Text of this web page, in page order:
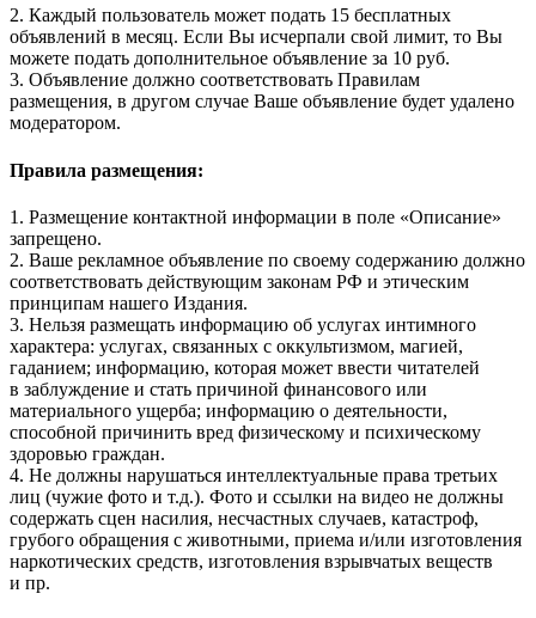
2. Каждый пользователь может подать 15 бесплатных
объявлений в месяц. Если Вы исчерпали свой лимит, то Вы
можете подать дополнительное объявление за 10 руб.
3. Объявление должно соответствовать Правилам
размещения, в другом случае Ваше объявление будет удалено
модератором.
Правила размещения:
1. Размещение контактной информации в поле «Описание»
запрещено.
2. Ваше рекламное объявление по своему содержанию должно
соответствовать действующим законам РФ и этическим
принципам нашего Издания.
3. Нельзя размещать информацию об услугах интимного
характера: услугах, связанных с оккультизмом, магией,
гаданием; информацию, которая может ввести читателей
в заблуждение и стать причиной финансового или
материального ущерба; информацию о деятельности,
способной причинить вред физическому и психическому
здоровью граждан.
4. Не должны нарушаться интеллектуальные права третьих
лиц (чужие фото и т.д.). Фото и ссылки на видео не должны
содержать сцен насилия, несчастных случаев, катастроф,
грубого обращения с животными, приема и/или изготовления
наркотических средств, изготовления взрывчатых веществ
и пр.